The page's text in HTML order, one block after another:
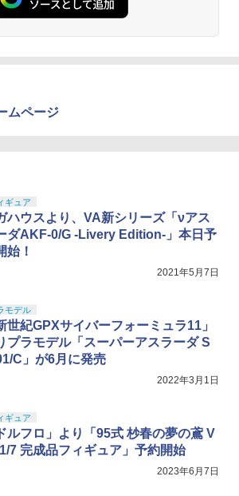
ムページ
ギュア
ハウスより、VA新シリーズ「νアス
ダAKF-0/G -Livery Edition-」本日予
始！
2021年5月7日
モデル
世紀GPXサイバーフォーミュラ11」
プラモデル「スーパーアスラーダ S
C」が6月に発売
2022年3月1日
ギュア
ルフロ」より「95式 杪春の夢の鳶 V
7 完成品フィギュア」予約開始
2023年6月7日